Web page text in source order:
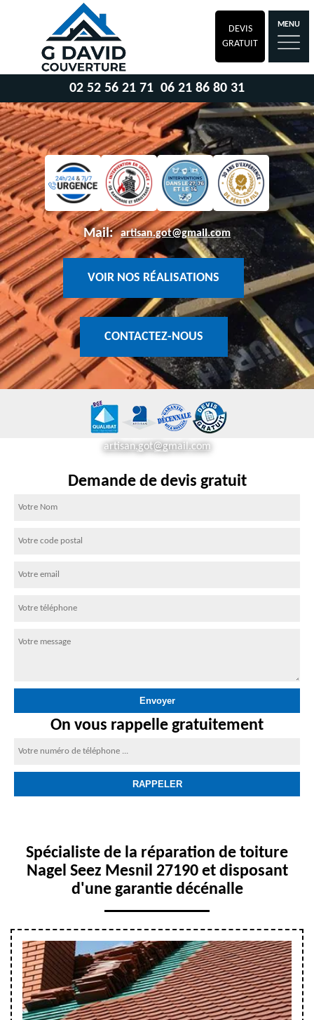
DEVIS
GRATUIT
MENU
02 52 56 21 71 06 21 86 80 31
Mail: artisan.got@gmail.com
VOIR NOS RÉALISATIONS
CONTACTEZ-NOUS
artisan.got@gmail.com
Demande de devis gratuit
On vous rappelle gratuitement
Spécialiste de la réparation de toiture
Nagel Seez Mesnil 27190 et disposant
d'une garantie décénalle